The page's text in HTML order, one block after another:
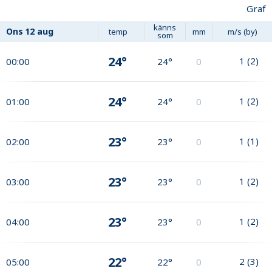
Graf
Ons 12 aug temp känns
som mm m/s (by)
00:00 24° 24° 0 1 (2)
01:00 24° 24° 0 1 (2)
02:00 23° 23° 0 1 (1)
03:00 23° 23° 0 1 (2)
04:00 23° 23° 0 1 (2)
05:00 22° 22° 0 2 (3)